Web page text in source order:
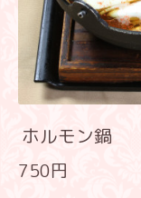
ホルモン鍋
750円